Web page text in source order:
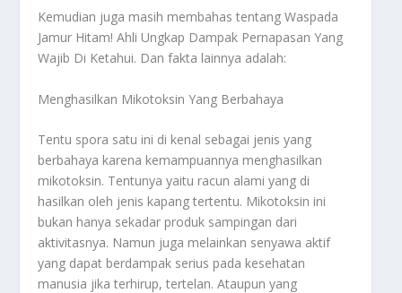
Kemudian juga masih membahas tentangWaspada
Jamur Hitam! Ahli Ungkap Dampak Pernapasan Yang
Wajib Di Ketahui. Dan fakta lainnya adalah:
Menghasilkan Mikotoksin Yang Berbahaya
Tentu spora satu ini di kenal sebagai jenis yang
berbahaya karena kemampuannya menghasilkan
mikotoksin. Tentunya yaitu racun alami yang di
hasilkan oleh jenis kapang tertentu. Mikotoksin ini
bukan hanya sekadar produk sampingan dari
aktivitasnya. Namun juga melainkan senyawa aktif
yang dapat berdampak serius pada kesehatan
manusia jika terhirup, tertelan. Ataupun yang